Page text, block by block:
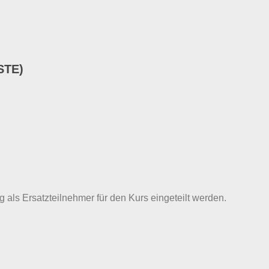
als Ersatzteilnehmer für den Kurs eingeteilt werden.